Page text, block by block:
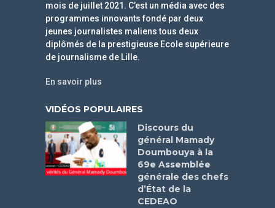
mois de juillet 2021. C’est un média avec des
programmes innovants fondé par deux
jeunes journalistes maliens tous deux
diplômés de la prestigieuse Ecole supérieure
de journalisme de Lille.
En savoir plus
VIDÉOS POPULAIRES
Discours du
général Mamady
Doumbouya à la
69e Assemblée
générale des chefs
d’État de la
CEDEAO